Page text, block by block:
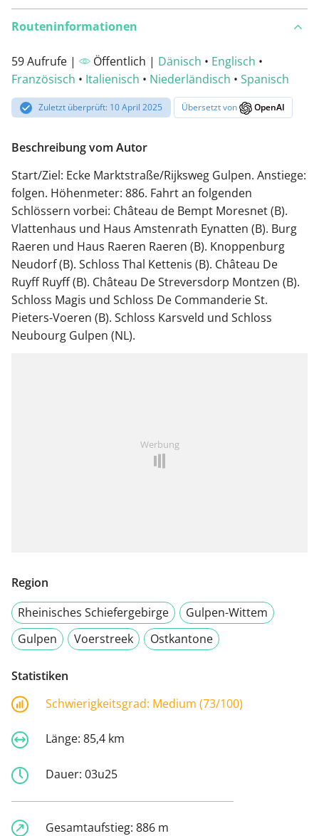
Routeninformationen
59 Aufrufe | Öffentlich | Dänisch • Englisch •
Französisch • Italienisch • Niederländisch • Spanisch
Zuletzt überprüft: 10 April 2025 Übersetzt von OpenAI
Beschreibung vom Autor
Start/Ziel: Ecke Marktstraße/Rijksweg Gulpen. Anstiege:
folgen. Höhenmeter: 886. Fahrt an folgenden
Schlössern vorbei: Château de Bempt Moresnet (B).
Vlattenhaus und Haus Amstenrath Eynatten (B). Burg
Raeren und Haus Raeren Raeren (B). Knoppenburg
Neudorf (B). Schloss Thal Kettenis (B). Château De
Ruyff Ruyff (B). Château De Streversdorp Montzen (B).
Schloss Magis und Schloss De Commanderie St.
Pieters-Voeren (B). Schloss Karsveld und Schloss
Neubourg Gulpen (NL).
Werbung
Region
Rheinisches Schiefergebirge
Gulpen-Wittem
Gulpen
Voerstreek Ostkantone
Statistiken
Schwierigkeitsgrad: Medium (73/100)
Länge: 85,4 km
Dauer: 03u25
Gesamtaufstieg: 886 m